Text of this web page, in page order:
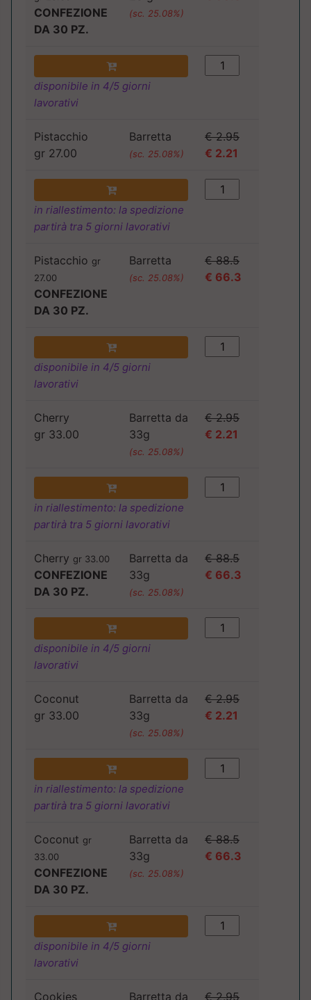
CONFEZIONE
DA 30 PZ.
(sc. 25.08%)
disponibile in 4/5 giorni
lavorativi
Pistacchio
gr 27.00
Barretta
(sc. 25.08%)
€ 2.95
€ 2.21
in riallestimento: la spedizione
partirà tra 5 giorni lavorativi
Pistacchio gr
27.00
CONFEZIONE
DA 30 PZ.
Barretta
(sc. 25.08%)
€ 88.5
€ 66.3
disponibile in 4/5 giorni
lavorativi
Cherry
gr 33.00
Barretta da
33g
(sc. 25.08%)
€ 2.95
€ 2.21
in riallestimento: la spedizione
partirà tra 5 giorni lavorativi
Cherry gr 33.00
CONFEZIONE
DA 30 PZ.
Barretta da
33g
(sc. 25.08%)
€ 88.5
€ 66.3
disponibile in 4/5 giorni
lavorativi
Coconut
gr 33.00
Barretta da
33g
(sc. 25.08%)
€ 2.95
€ 2.21
in riallestimento: la spedizione
partirà tra 5 giorni lavorativi
Coconut gr
33.00
CONFEZIONE
DA 30 PZ.
Barretta da
33g
(sc. 25.08%)
€ 88.5
€ 66.3
disponibile in 4/5 giorni
lavorativi
Cookies Barretta da € 2.95